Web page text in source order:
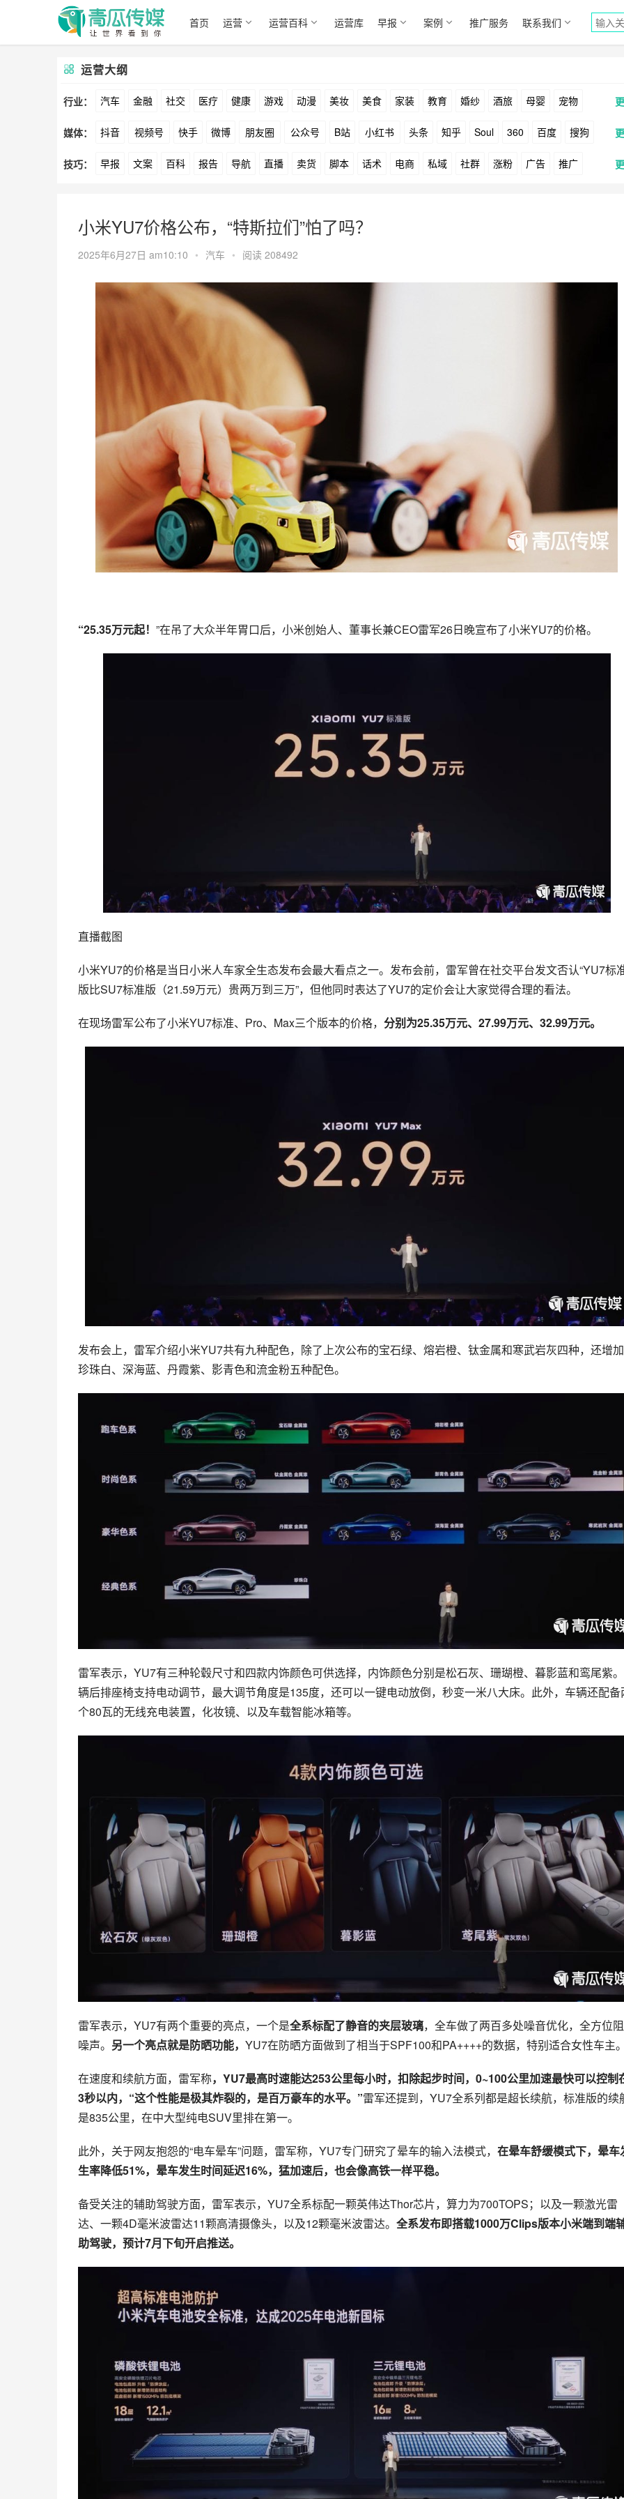
首页 运营 运营百科 运营库 早报 案例 推广服务 联系我们
运营大纲
行业： 汽车 金融 社交 医疗 健康 游戏 动漫 美妆 美食 家装 教育 婚纱 酒旅 母婴 宠物
文娱 跨境 科技 广告 元宇宙 房地产
媒体： 抖音 视频号 快手 微博 朋友圈 公众号 B站 小红书 头条 知乎 Soul 360 百度 搜狗
爱奇艺 美柚 美图 最右 神马 谷歌 Facebook Tiktok YouTube Yahoo Bing
技巧： 早报 文案 百科 报告 导航 直播 卖货 脚本 话术 电商 私域 社群 涨粉 广告 推广
小米YU7价格公布，“特斯拉们”怕了吗？
2025年6月27日 am10:10 • 汽车 • 阅读 208492
“25.35万元起！ ”在吊了大众半年胃口后，小米创始人、董事长兼CEO雷军26日晚宣布了小米YU7的价格。
直播截图
小米YU7的价格是当日小米人车家全生态发布会最大看点之一。发布会前，雷军曾在社交平台发文否认“YU7标
版比SU7标准版（21.59万元）贵两万到三万”，但他同时表达了YU7的定价会让大家觉得合理的看法。
在现场雷军公布了小米YU7标准、Pro、Max三个版本的价格， 分别为25.35万元、27.99万元、32.99万元。
发布会上，雷军介绍小米YU7共有九种配色，除了上次公布的宝石绿、熔岩橙、钛金属和寒武岩灰四种，还增
珍珠白、深海蓝、丹霞紫、影青色和流金粉五种配色。
雷军表示，YU7有三种轮毂尺寸和四款内饰颜色可供选择，内饰颜色分别是松石灰、珊瑚橙、暮影蓝和鸾尾紫
辆后排座椅支持电动调节，最大调节角度是135度，还可以一键电动放倒，秒变一米八大床。此外，车辆还配备
个80瓦的无线充电装置，化妆镜、以及车载智能冰箱等。
雷军表示，YU7有两个重要的亮点，一个是全系标配了静音的夹层玻璃，全车做了两百多处噪音优化，全方位
噪声。 另一个亮点就是防晒功能， YU7在防晒方面做到了相当于SPF100和PA++++的数据，特别适合女性车主
在速度和续航方面，雷军称，YU7最高时速能达253公里每小时，扣除起步时间，0~100公里加速最快可以控制
3秒以内，“这个性能是极其炸裂的，是百万豪车的水平。”雷军还提到，YU7全系列都是超长续航，标准版的续
是835公里，在中大型纯电SUV里排在第一。
此外，关于网友抱怨的“电车晕车”问题，雷军称，YU7专门研究了晕车的输入法模式， 在晕车舒缓模式下，晕车
生率降低51%，晕车发生时间延迟16%，猛加速后，也会像高铁一样平稳。
备受关注的辅助驾驶方面，雷军表示，YU7全系标配一颗英伟达Thor芯片，算力为700TOPS；以及一颗激光雷
达、一颗4D毫米波雷达11颗高清摄像头，以及12颗毫米波雷达。 全系发布即搭载1000万Clips版本小米端到端
助驾驶，预计7月下旬开启推送。